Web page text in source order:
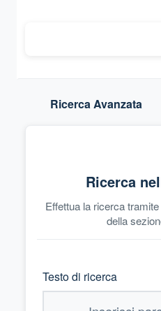
Ricerca Avanzata
Ricerca
Effettua la ricerca
della
Testo di ricerca